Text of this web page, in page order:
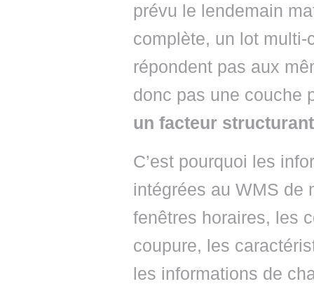
prévu le lendemain
complète, un lot
répondent pas aux
donc pas une couche
un facteur
C’est pourquoi les
intégrées au WMS de
fenêtres horaires, les
coupure, les
les informations de